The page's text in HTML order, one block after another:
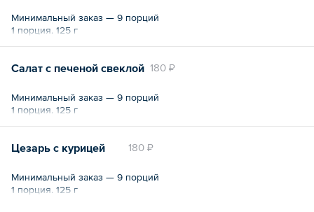
Минимальный заказ — 9 порций
1 порция. 125 г
180 ₽
Салат с печеной свеклой
Минимальный заказ — 9 порций
1 порция. 125 г
180 ₽
Цезарь с курицей
Минимальный заказ — 9 порций
1 порция. 125 г